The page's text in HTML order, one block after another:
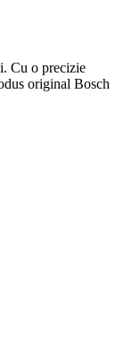
Cu o precizie
original Bosch